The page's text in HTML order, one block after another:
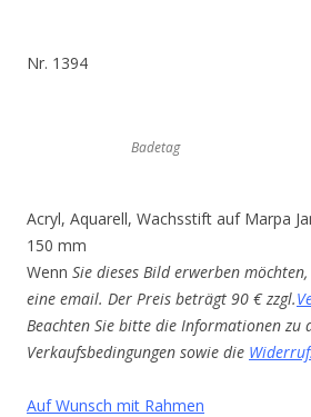
Nr. 1394
Badetag
Acryl, Aquarell, Wachsstift auf Marpa
150 mm
Wenn Sie dieses Bild erwerben
eine email. Der Preis beträgt 90 € zzgl.
Beachten Sie bitte die Informationen zu
Verkaufsbedingungen sowie die
Auf Wunsch mit Rahmen